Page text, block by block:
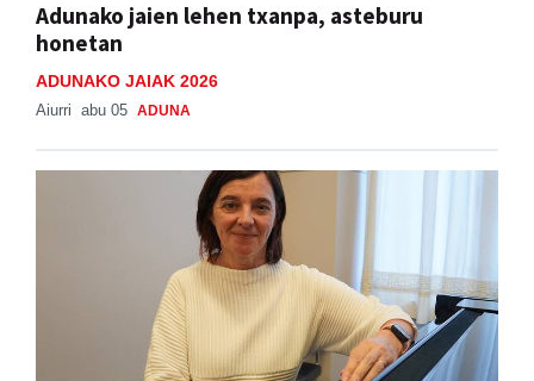
Adunako jaien lehen txanpa, asteburu
honetan
ADUNAKO JAIAK 2026
Aiurri abu 05 ADUNA